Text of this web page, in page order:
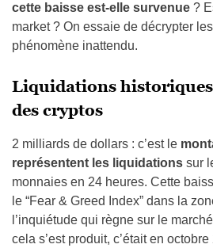
cette baisse est-elle survenue ?
market ? On essaie de décrypter
phénomène inattendu.
Liquidations
des cryptos
2 milliards de dollars : c’est le
représentent les liquidations sur
monnaies en 24 heures. Cette
le “Fear & Greed Index” dans la
l’inquiétude qui règne sur le
cela s’est produit, c’était en octobre